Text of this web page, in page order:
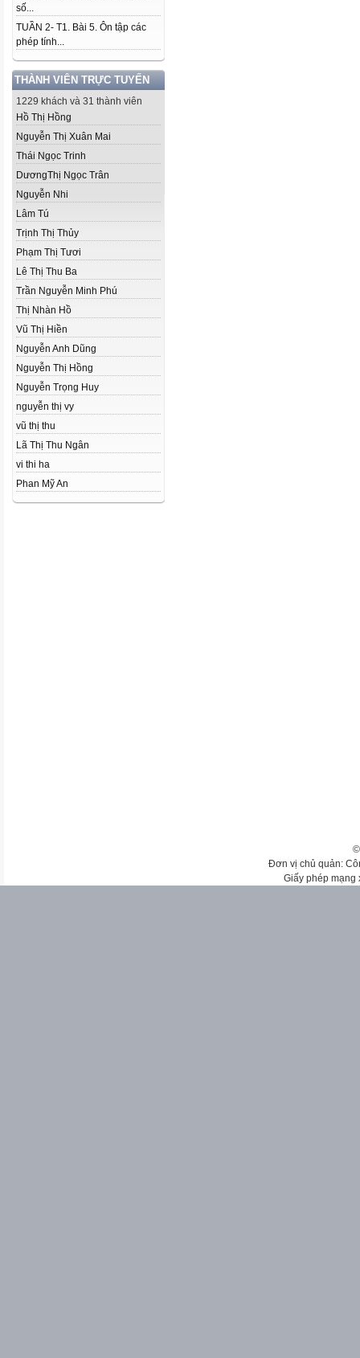
số...
TUẦN 2- T1. Bài 5. Ôn tập các
phép tính...
THÀNH VIÊN TRỰC TUYẾN
1229 khách và 31 thành viên
Hồ Thị Hồng
Nguyễn Thị Xuân Mai
Thái Ngọc Trinh
DươngThị Ngọc Trân
Nguyễn Nhi
Lâm Tú
Trịnh Thị Thủy
Phạm Thị Tươi
Lê Thị Thu Ba
Trần Nguyễn Minh Phú
Thị Nhàn Hồ
Vũ Thị Hiền
Nguyễn Anh Dũng
Nguyễn Thị Hồng
Nguyễn Trọng Huy
nguyễn thị vy
vũ thị thu
Lã Thị Thu Ngân
vi thi ha
Phan Mỹ An
Đơn vị chủ quản:
Giấy phép mạng